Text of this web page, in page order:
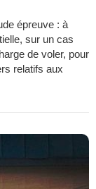
épreuve : à
sur un cas
de voler, pour
relatifs aux